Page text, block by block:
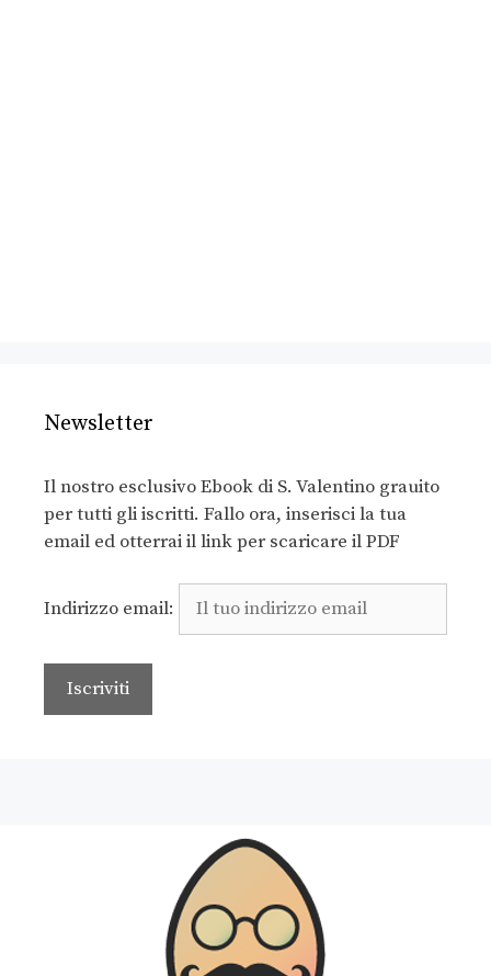
Newsletter
Il nostro esclusivo Ebook di S. Valentino grauito
per tutti gli iscritti. Fallo ora, inserisci la tua
email ed otterrai il link per scaricare il PDF
Indirizzo email: